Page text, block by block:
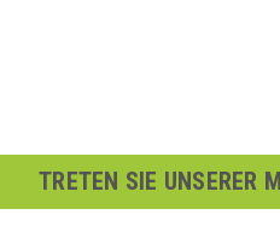
TRETEN SIE UNSERER